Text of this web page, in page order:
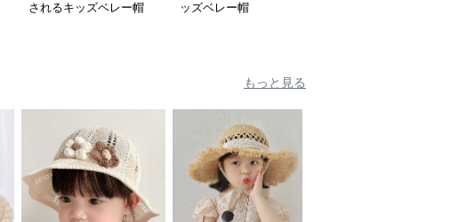
されるキッズベレー帽
ッズベレー帽
もっと見る